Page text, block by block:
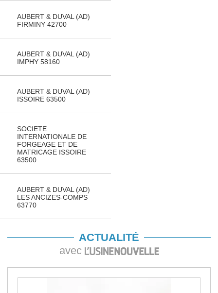
AUBERT & DUVAL (AD)
FIRMINY 42700
AUBERT & DUVAL (AD)
IMPHY 58160
AUBERT & DUVAL (AD)
ISSOIRE 63500
SOCIETE
INTERNATIONALE DE
FORGEAGE ET DE
MATRICAGE ISSOIRE
63500
AUBERT & DUVAL (AD)
LES ANCIZES-COMPS
63770
ACTUALITÉ
avec